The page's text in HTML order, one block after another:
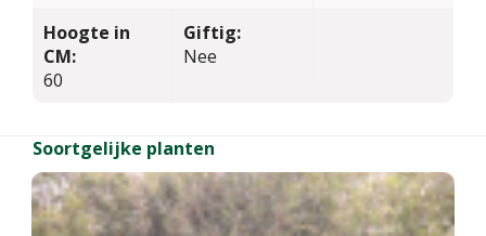
Hoogte in
CM:
60
Giftig:
Nee
Soortgelijke planten